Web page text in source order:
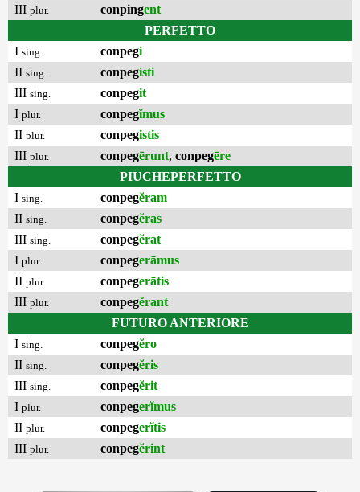
III plur. conpingent
PERFETTO
I sing. conpegi
II sing. conpegisti
III sing. conpegit
I plur. conpegĭmus
II plur. conpegistis
III plur. conpegērunt, conpegēre
PIUCHEPERFETTO
I sing. conpegĕram
II sing. conpegĕras
III sing. conpegĕrat
I plur. conpegerāmus
II plur. conpegerātis
III plur. conpegĕrant
FUTURO ANTERIORE
I sing. conpegĕro
II sing. conpegĕris
III sing. conpegĕrit
I plur. conpegerĭmus
II plur. conpegerĭtis
III plur. conpegĕrint